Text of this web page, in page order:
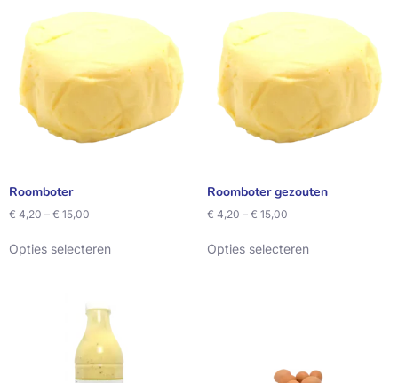
Roomboter
€ 4,20 – € 15,00
Opties selecteren
Roomboter gezouten
€ 4,20 – € 15,00
Opties selecteren